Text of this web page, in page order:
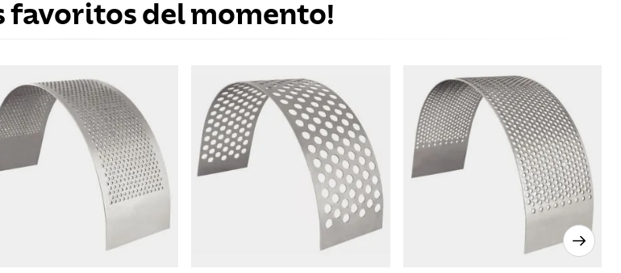
favoritos del momento!